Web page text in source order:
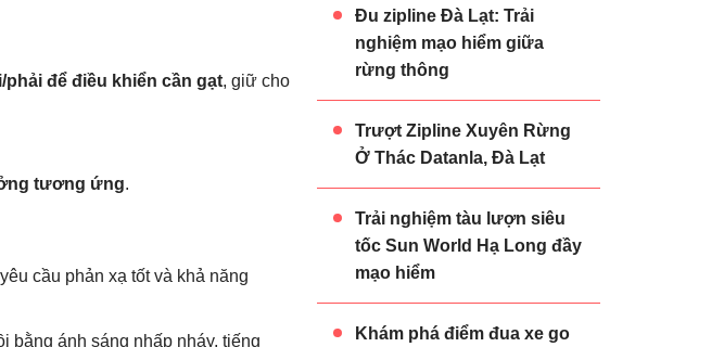
phải để điều khiển cần gạt, giữ cho
tương ứng.
cầu phản xạ tốt và khả năng
bằng ánh sáng nhấp nháy, tiếng
Đu zipline Đà Lạt: Trải
nghiệm mạo hiểm giữa
rừng thông
Trượt Zipline Xuyên Rừng
Ở Thác Datanla, Đà Lạt
Trải nghiệm tàu lượn siêu
tốc Sun World Hạ Long đầy
mạo hiểm
Khám phá điểm đua xe go